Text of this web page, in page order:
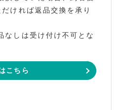
ければ返品交換を承り
しは受け付け不可とな
こちら